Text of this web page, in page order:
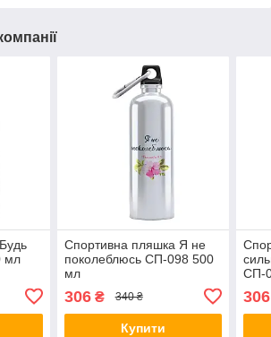
мл
Спортивна пляшка Я не
поколеблюсь СП-098 500
мл
306₴ 340 ₴
Купити
СП-
306